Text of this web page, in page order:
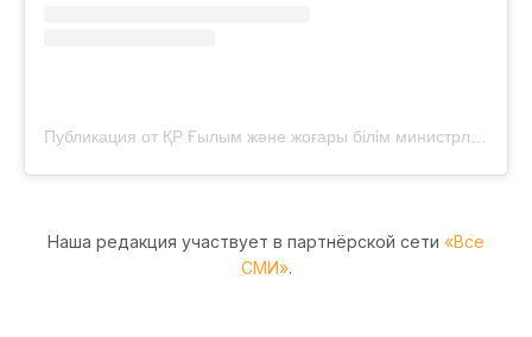
Публикация от ҚР Ғылым және жоғары білім министрлігі (@gylym_jogarybilim)
Наша редакция участвует в партнёрской сети «Все
СМИ».